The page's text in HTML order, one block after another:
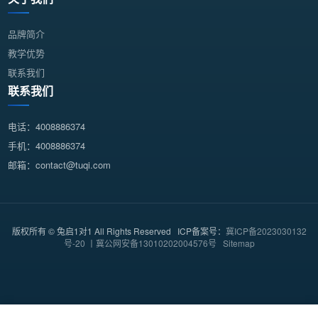
品牌简介
教学优势
联系我们
联系我们
电话：4008886374
手机：4008886374
邮箱：contact@tuqi.com
版权所有 © 兔启1对1 All Rights Reserved ICP备案号： 冀ICP备2023030132
号-20 丨冀公网安备13010202004576号 Sitemap